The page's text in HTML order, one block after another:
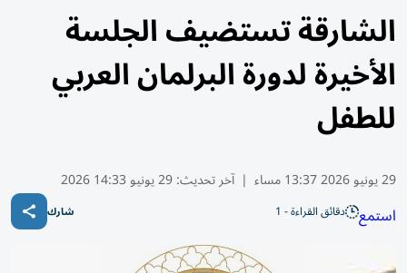
الشارقة تستضيف الجلسة
الأخيرة لدورة البرلمان العربي
للطفل
29 يونيو 2026 13:37 مساء | آخر تحديث:29 يونيو 14:33 2026
استمع دقائق القراءة - 1 شارك